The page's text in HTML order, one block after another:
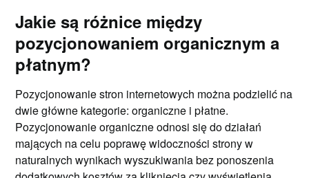
Jakie są różnice między
pozycjonowaniem organicznym a
płatnym?
Pozycjonowanie stron internetowych można podzielić na
dwie główne kategorie: organiczne i płatne.
Pozycjonowanie organiczne odnosi się do działań
mających na celu poprawę widoczności strony w
naturalnych wynikach wyszukiwania bez ponoszenia